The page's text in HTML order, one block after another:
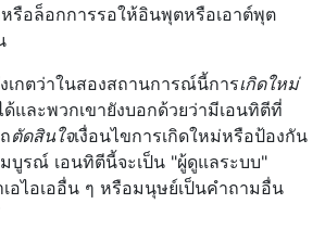
รือล็อกการรอให้อินพุตหรือเอาต์พุต
เกตว่าในสองสถานการณ์นี้การเกิดใหม่
ด้และพวกเขายังบอกด้วยว่ามีเอนทิตีที่
ตัดสินใจเงื่อนไขการเกิดใหม่หรือป้องกัน
บูรณ์ เอนทิตีนี้จะเป็น "ผู้ดูแลระบบ"
เอไอเออื่น ๆ หรือมนุษย์เป็นคำถามอื่น